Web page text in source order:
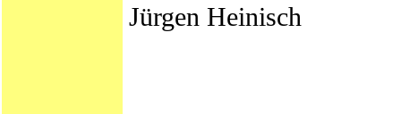
Jürgen Heinisch